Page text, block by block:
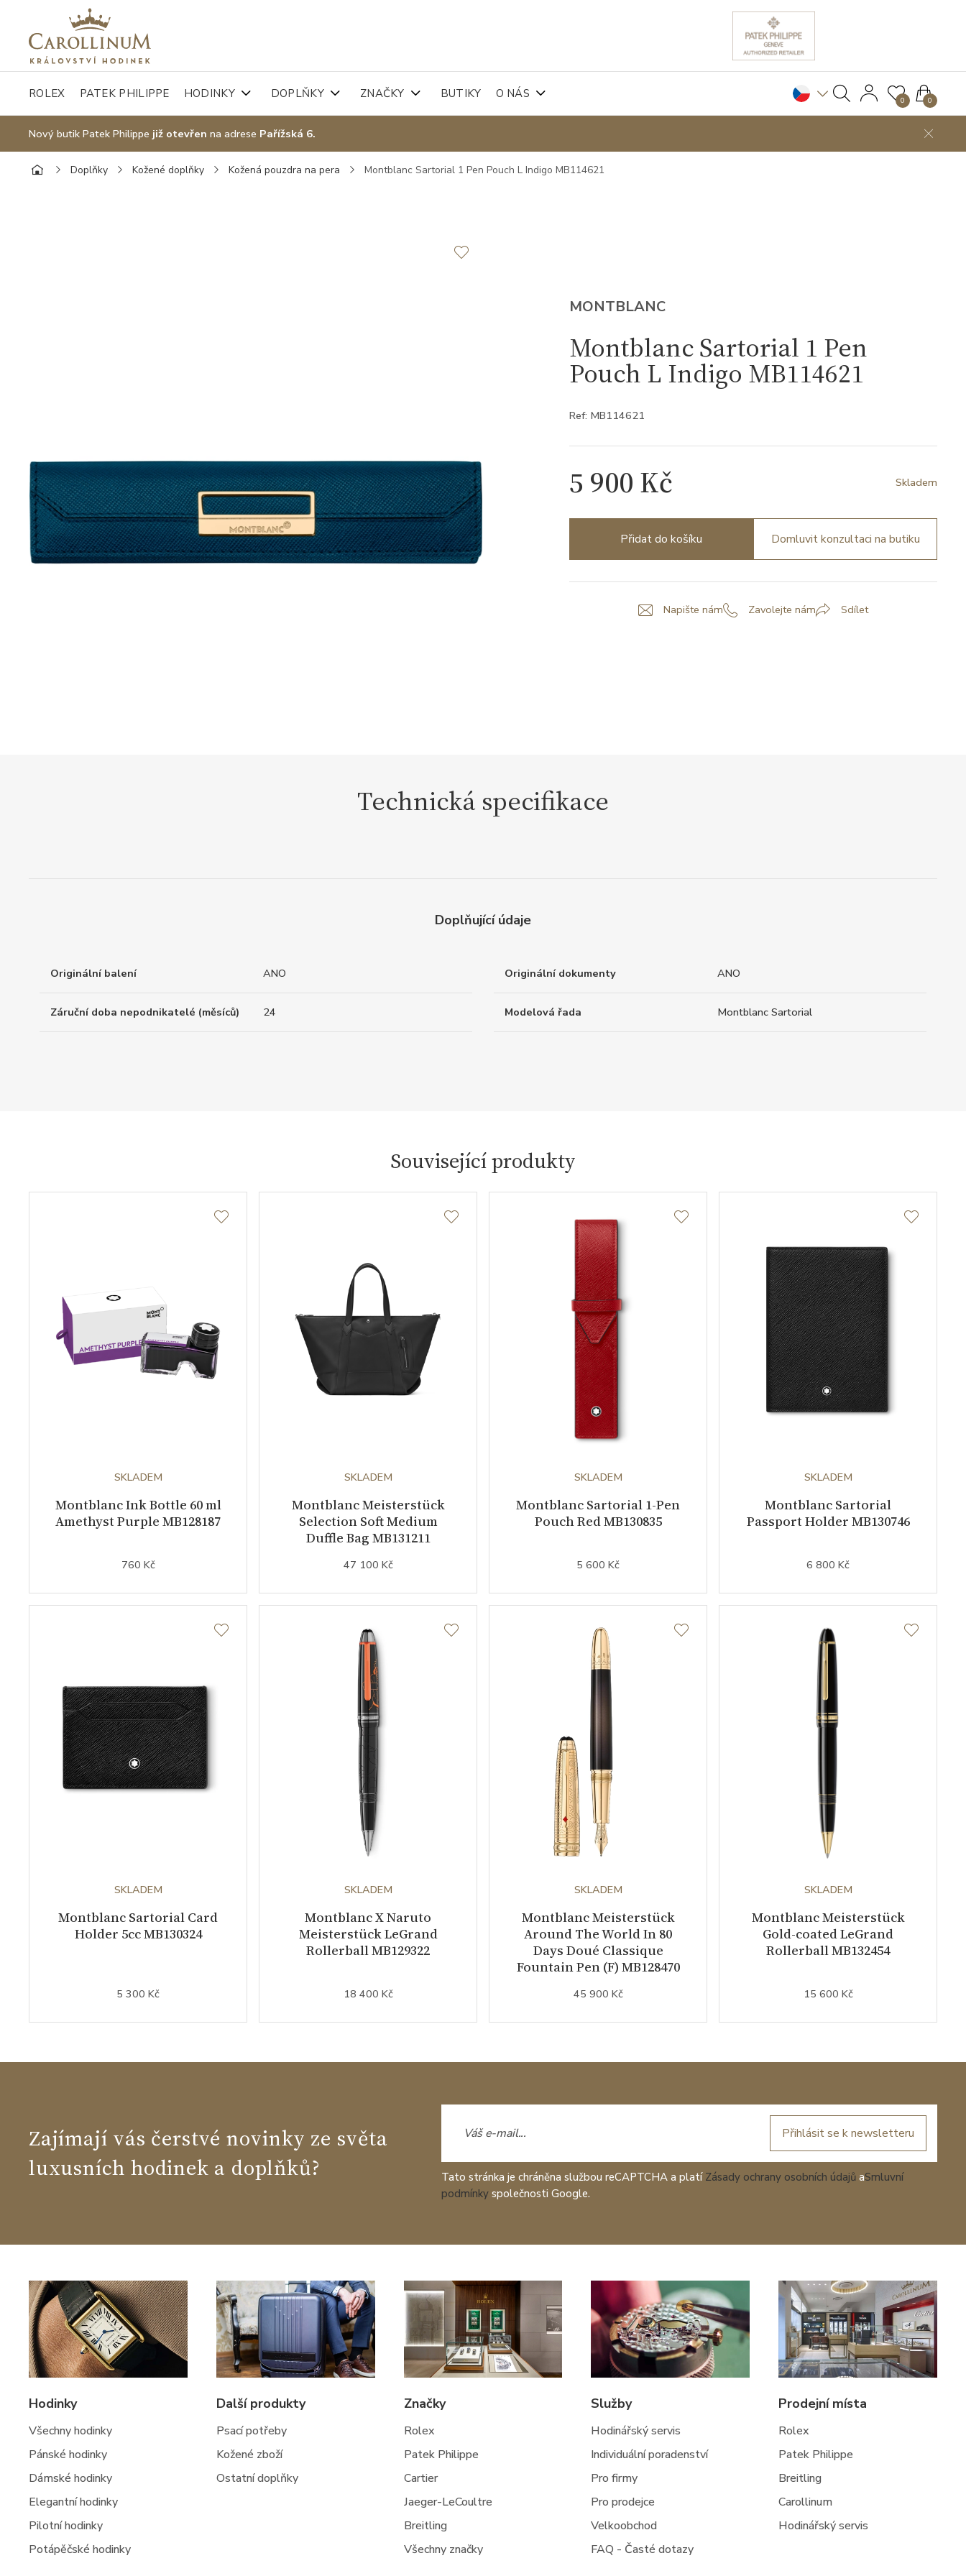
ROLEX PATEK PHILIPPE HODINKY DOPLŇKY ZNAČKY BUTIKY O NÁS 0 0
Nový butik Patek Philippe již otevřen na adrese Pařížská 6.
Doplňky Kožené doplňky Kožená pouzdra na pera Montblanc Sartorial 1 Pen Pouch L Indigo MB114621
MONTBLANC
Montblanc Sartorial 1 Pen
Pouch L Indigo MB114621
Ref: MB114621
5 900 Kč Skladem
Přidat do košíku Domluvit konzultaci na butiku
Napište nám Zavolejte nám Sdílet
Technická specifikace
Doplňující údaje
Originální balení ANO Originální dokumenty ANO
Záruční doba nepodnikatelé (měsíců) 24 Modelová řada Montblanc Sartorial
Související produkty
SKLADEM
Montblanc Ink Bottle 60 ml
Amethyst Purple MB128187
760 Kč
SKLADEM
Montblanc Meisterstück
Selection Soft Medium
Duffle Bag MB131211
47 100 Kč
SKLADEM
Montblanc Sartorial 1-Pen
Pouch Red MB130835
5 600 Kč
SKLADEM
Montblanc Sartorial
Passport Holder MB130746
6 800 Kč
SKLADEM
Montblanc Sartorial Card
Holder 5cc MB130324
5 300 Kč
SKLADEM
Montblanc X Naruto
Meisterstück LeGrand
Rollerball MB129322
18 400 Kč
SKLADEM
Montblanc Meisterstück
Around The World In 80
Days Doué Classique
Fountain Pen (F) MB128470
45 900 Kč
SKLADEM
Montblanc Meisterstück
Gold-coated LeGrand
Rollerball MB132454
15 600 Kč
Zajímají vás čerstvé novinky ze světa
luxusních hodinek a doplňků?
Přihlásit se k newsletteru
Tato stránka je chráněna službou reCAPTCHA a platí Zásady ochrany osobních údajů aSmluvní
podmínky společnosti Google.
Hodinky
Všechny hodinky
Pánské hodinky
Dámské hodinky
Elegantní hodinky
Pilotní hodinky
Potápěčské hodinky
Další produkty
Psací potřeby
Kožené zboží
Ostatní doplňky
Značky
Rolex
Patek Philippe
Cartier
Jaeger-LeCoultre
Breitling
Všechny značky
Služby
Hodinářský servis
Individuální poradenství
Pro firmy
Pro prodejce
Velkoobchod
FAQ - Časté dotazy
Prodejní místa
Rolex
Patek Philippe
Breitling
Carollinum
Hodinářský servis